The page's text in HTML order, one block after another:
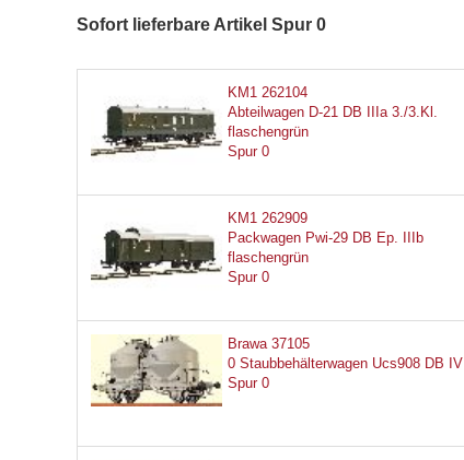
Sofort lieferbare Artikel Spur 0
KM1 262104
Abteilwagen D-21 DB IIIa 3./3.Kl.
flaschengrün
Spur 0
KM1 262909
Packwagen Pwi-29 DB Ep. IIIb
flaschengrün
Spur 0
Brawa 37105
0 Staubbehälterwagen Ucs908 DB IV
Spur 0